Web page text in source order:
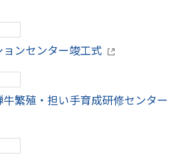
ンセンター竣工式
繁殖・担い手育成研修センター